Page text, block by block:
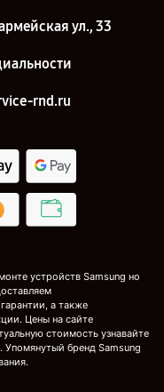
ул., 33
rnd.ru
устройств Samsung но
а также
Цены на сайте
стоимость узнавайте
Упомянутый бренд Samsung